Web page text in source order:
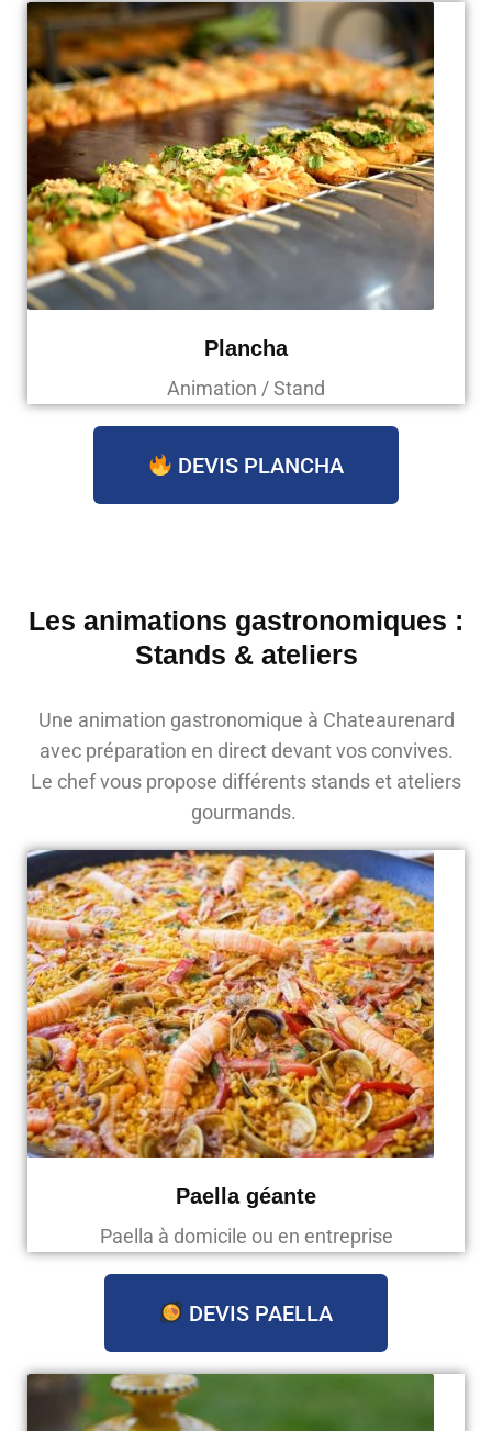
Plancha
Animation / Stand
DEVIS PLANCHA
Les animations gastronomiques :
Stands & ateliers
Une animation gastronomique à Chateaurenard
avec préparation en direct devant vos convives.
Le chef vous propose différents stands et ateliers
gourmands.
Paella géante
Paella à domicile ou en entreprise
DEVIS PAELLA